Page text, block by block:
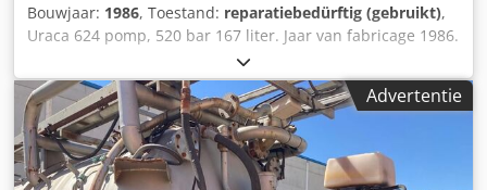
Bouwjaar: 1986, Toestand: reparatiebedürftig (gebruikt),
Uraca 624 pomp, 520 bar 167 liter. Jaar van fabricage 1986.
Kleppen moeten gereviseerd worden. Dkodpfjh Tydxjx
Agfer
Advertentie